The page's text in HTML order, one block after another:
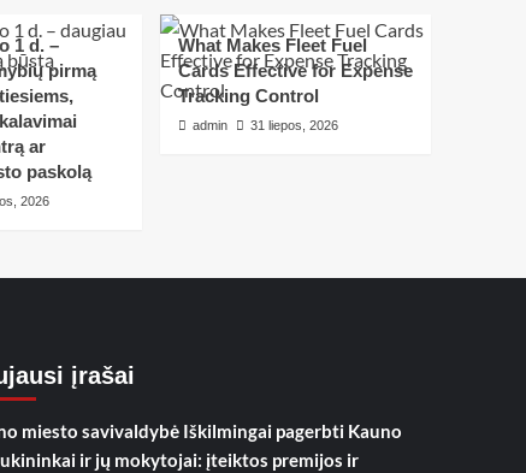
1 d. –
pirmą
ar
paskolą
2026
What Makes Fleet Fuel
Cards Effective for Expense
Tracking Control
admin 31 liepos, 2026
įrašai
miesto savivaldybė Iškilmingai pagerbti Kauno
ir jų mokytojai: įteiktos premijos ir